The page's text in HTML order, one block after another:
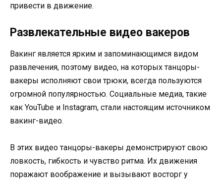
привести в движение.
Развлекательные видео вакеров
Вакинг является ярким и запоминающимся видом
развлечения, поэтому видео, на которых танцоры-
вакеры исполняют свои трюки, всегда пользуются
огромной популярностью. Социальные медиа, такие
как YouTube и Instagram, стали настоящим источником
вакинг-видео.
В этих видео танцоры-вакеры демонстрируют свою
ловкость, гибкость и чувство ритма. Их движения
поражают воображение и вызывают восторг у